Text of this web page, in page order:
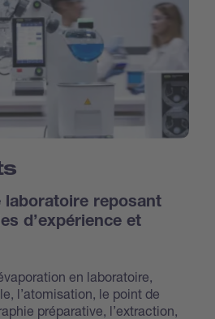
laboratoire reposant
d’expérience et
en laboratoire,
l’atomisation, le point de
préparative, l’extraction,